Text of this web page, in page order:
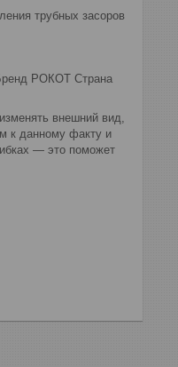
трубных засоров
РОКОТ Страна
внешний вид,
к данному факту и
— это поможет